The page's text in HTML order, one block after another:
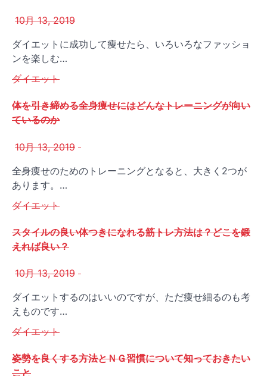
10月 13, 2019
ダイエットに成功して痩せたら、いろいろなファッショ
ンを楽しむ…
ダイエット
体を引き締める全身痩せにはどんなトレーニングが向い
ているのか
10月 13, 2019
全身痩せのためのトレーニングとなると、大きく2つが
あります。…
ダイエット
スタイルの良い体つきになれる筋トレ方法は？どこを鍛
えれば良い？
10月 13, 2019
ダイエットするのはいいのですが、ただ痩せ細るのも考
えものです…
ダイエット
姿勢を良くする方法とＮＧ習慣について知っておきたい
こと